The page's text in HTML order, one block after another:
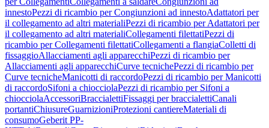
innestoPezzi di ricambio per Congiunzioni ad innestoAdattatori per
il collegamento ad altri materialiPezzi di ricambio per Adattatori per
il collegamento ad altri materialiCollegamenti filettatiPezzi di
ricambio per Collegamenti filettatiCollegamenti a flangiaColletti di
fissaggioAllacciamenti agli apparecchiPezzi di ricambio per
Allacciamenti agli apparecchiCurve tecnichePezzi di ricambio per
Curve tecnicheManicotti di raccordoPezzi di ricambio per Manicotti
di raccordoSifoni a chiocciolaPezzi di ricambio per Sifoni a
chiocciolaAccessoriBraccialettiFissaggi per braccialettiCanali
portantiChiusureGuarnizioniProtezioni cantiereMateriali di
consumoGeberit PP-